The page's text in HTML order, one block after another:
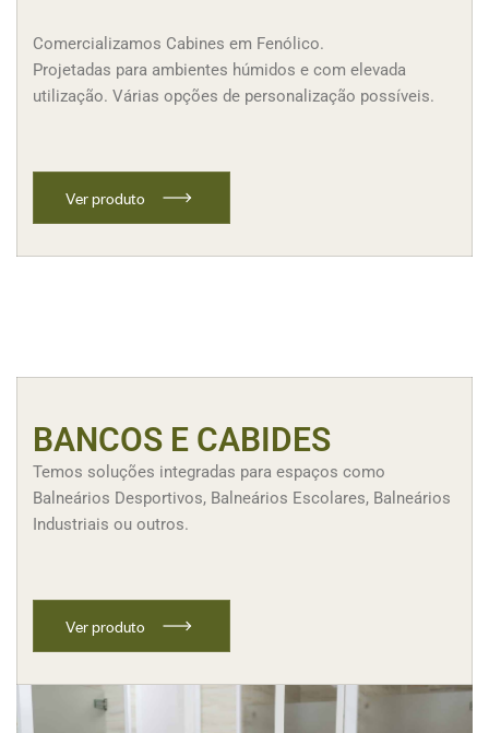
Comercializamos Cabines em Fenólico.
Projetadas para ambientes húmidos e com elevada
utilização. Várias opções de personalização possíveis.
Verproduto
BANCOS E CABIDES
Temos soluções integradas para espaços como
Balneários Desportivos, Balneários Escolares, Balneários
Industriais ou outros.
Verproduto